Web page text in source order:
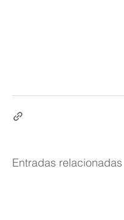
Entradas relacionadas